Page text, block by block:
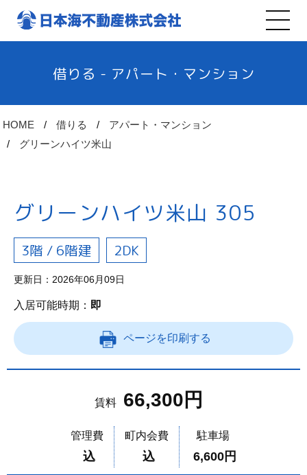
借りる - アパート・マンション
HOME 借りる
アパート・マンション
グリーンハイツ米山
グリーンハイツ米山 305
3階 / 6階建 2DK
更新日：2026年06月09日
入居可能時期： 即
ページを印刷する
賃料 66,300円
管理費
込
町内会費
込
駐車場
6,600円